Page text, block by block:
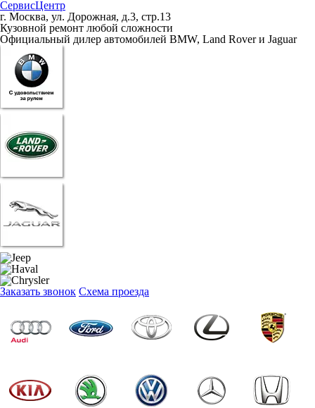
СервисЦентр
г. Москва, ул. Дорожная, д.3, стр.13
Кузовной ремонт любой сложности
Официальный дилер автомобилей BMW, Land Rover и Jaguar
Заказать звонок Схема проезда